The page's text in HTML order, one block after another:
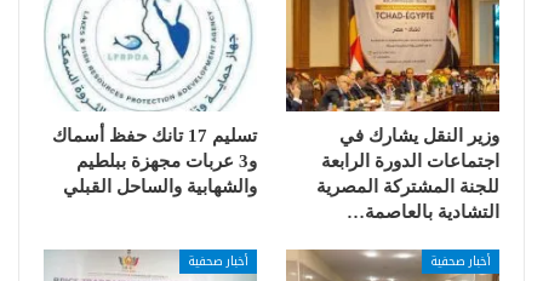
وزير النقل يشارك في
اجتماعات الدورة الرابعة
للجنة المشتركة المصرية
التشادية بالعاصمة…
تسليم 17 تانك حفظ أسماك
و3 عربات مجهزة ببلطيم
والشهابية والساحل القبلي
أخبار صحفية أخبار صحفية